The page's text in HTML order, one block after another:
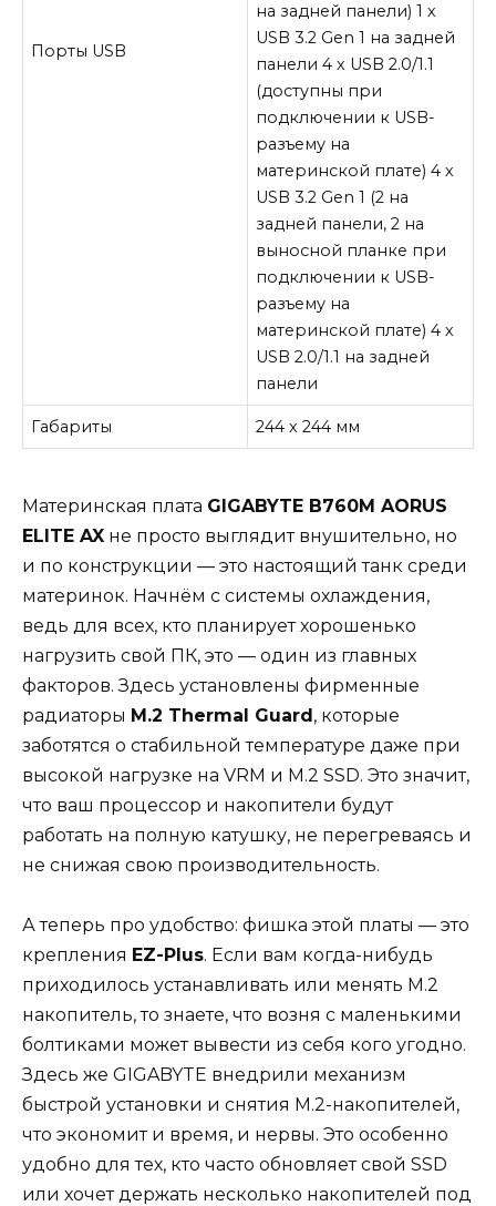
Порты USB
на задней панели) 1 х
USB 3.2 Gen 1 на задней
панели 4 х USB 2.0/1.1
(доступны при
подключении к USB-
разъему на
материнской плате) 4 х
USB 3.2 Gen 1 (2 на
задней панели, 2 на
выносной планке при
подключении к USB-
разъему на
материнской плате) 4 х
USB 2.0/1.1 на задней
панели
Габариты 244 x 244 мм
Материнская плата GIGABYTE B760M AORUS
ELITE AX не просто выглядит внушительно, но
и по конструкции — это настоящий танк среди
материнок. Начнём с системы охлаждения,
ведь для всех, кто планирует хорошенько
нагрузить свой ПК, это — один из главных
факторов. Здесь установлены фирменные
радиаторы M.2 Thermal Guard, которые
заботятся о стабильной температуре даже при
высокой нагрузке на VRM и M.2 SSD. Это значит,
что ваш процессор и накопители будут
работать на полную катушку, не перегреваясь и
не снижая свою производительность.
А теперь про удобство: фишка этой платы — это
крепления EZ-Plus. Если вам когда-нибудь
приходилось устанавливать или менять M.2
накопитель, то знаете, что возня с маленькими
болтиками может вывести из себя кого угодно.
Здесь же GIGABYTE внедрили механизм
быстрой установки и снятия M.2-накопителей,
что экономит и время, и нервы. Это особенно
удобно для тех, кто часто обновляет свой SSD
или хочет держать несколько накопителей под